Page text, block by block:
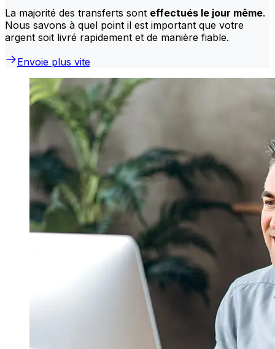
La majorité des transferts sont effectués le jour même.
Nous savons à quel point il est important que votre
argent soit livré rapidement et de manière fiable.
Envoie plus vite